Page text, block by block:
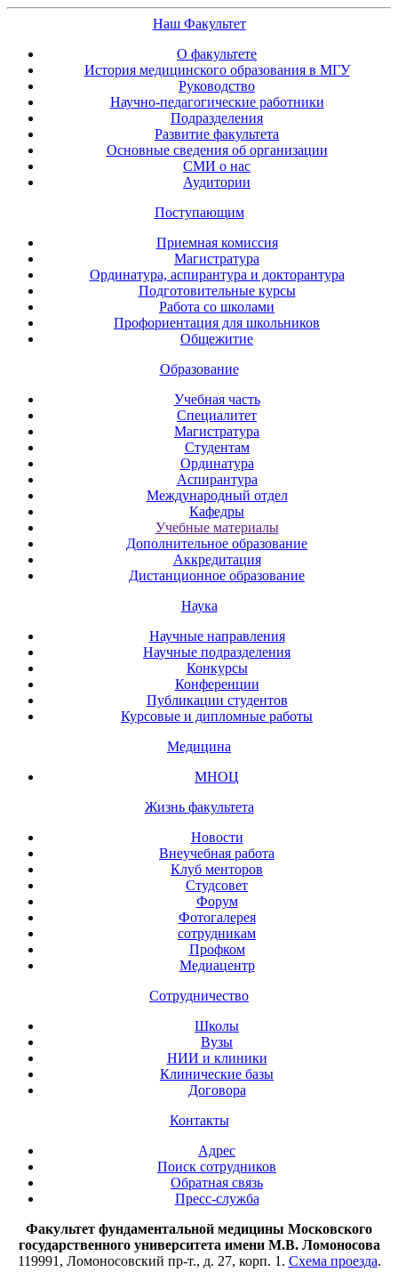
Наш Факультет
О факультете
История медицинского образования в МГУ
Руководство
Научно-педагогические работники
Подразделения
Развитие факультета
Основные сведения об организации
СМИ о нас
Аудитории
Поступающим
Приемная комиссия
Магистратура
Ординатура, аспирантура и докторантура
Подготовительные курсы
Работа со школами
Профориентация для школьников
Общежитие
Образование
Учебная часть
Специалитет
Магистратура
Студентам
Ординатура
Аспирантура
Международный отдел
Кафедры
Учебные материалы
Дополнительное образование
Аккредитация
Дистанционное образование
Наука
Научные направления
Научные подразделения
Конкурсы
Конференции
Публикации студентов
Курсовые и дипломные работы
Медицина
МНОЦ
Жизнь факультета
Новости
Внеучебная работа
Клуб менторов
Студсовет
Форум
Фотогалерея
сотрудникам
Профком
Медиацентр
Сотрудничество
Школы
Вузы
НИИ и клиники
Клинические базы
Договора
Контакты
Адрес
Поиск сотрудников
Обратная связь
Пресс-служба
Факультет фундаментальной медицины Московского
государственного университета имени М.В. Ломоносова
119991, Ломоносовский пр-т., д. 27, корп. 1. Схема проезда.